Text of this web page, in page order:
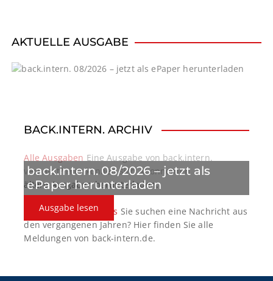
i
g
n
AKTUELLE AUSGABE
back.intern. 08/2026 – jetzt als
ePaper herunterladen
Ausgabe lesen
BACK.INTERN. ARCHIV
Alle Ausgaben Eine Ausgabe von back.intern.
verpasst? Hier können sich Abonnenten
ältere Ausgaben herunterladen.
back.intern. Top-News Sie suchen eine Nachricht aus
den vergangenen Jahren? Hier finden Sie alle
Meldungen von back-intern.de.